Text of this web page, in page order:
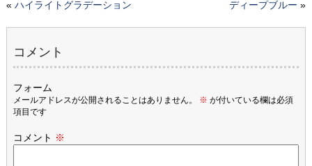
« ハイライトグラデーション ディープブルー »
コメント
フォーム
メールアドレスが公開されることはありません。 ※ が付いている欄は必須
項目です
コメント ※